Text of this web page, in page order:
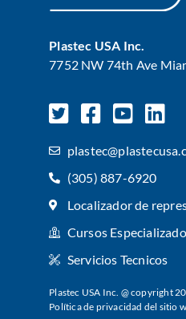
Plastec USA Inc.
7752 NW 74th Ave
(305) 887-6920
Localizador de
Cursos
Servicios Tecnicos
Plastec USA Inc. @ copyright
Política de privacidad del sitio